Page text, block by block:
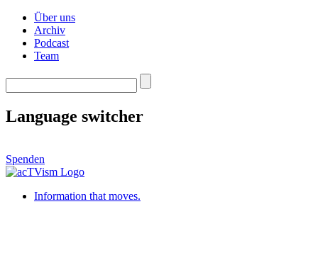
Über uns
Archiv
Podcast
Team
Language switcher
Spenden
Information that moves.